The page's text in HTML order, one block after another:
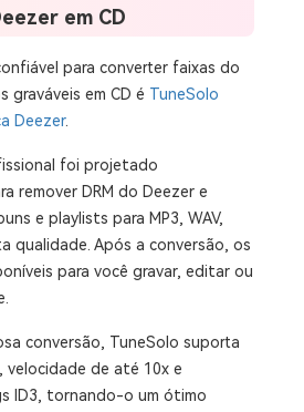
em CD
para converter faixas do
graváveis ​​em CD é TuneSolo
Deezer.
foi projetado
remover DRM do Deezer e
e playlists para MP3, WAV,
qualidade. Após a conversão, os
para você gravar, editar ou
conversão, TuneSolo suporta
de até 10x e
ID3, tornando-o um ótimo